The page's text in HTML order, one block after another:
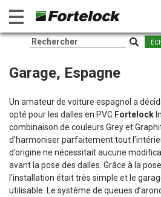
Garage, Espagne
Un amateur de voiture espagnol a
opté pour les dalles en PVC Fortelock
combinaison de couleurs Grey et
d’harmoniser parfaitement tout
d’origine ne nécessitait aucune
avant la pose des dalles. Grâce à la
l’installation était très simple et le
utilisable. Le système de queues